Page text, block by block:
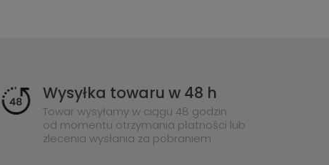
Wysyłka towaru w 48 h
Towar wysyłamy w ciągu 48 godzin
od momentu otrzymania płatności lub
zlecenia wysłania za pobraniem